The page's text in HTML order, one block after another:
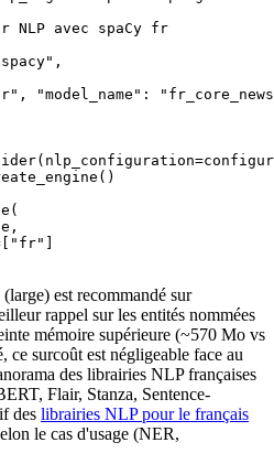
NLP avec spaCy fr
"model_name":
(large) est recommandé sur
rappel sur les entités nommées
mémoire supérieure (~570 Mo vs
surcoût est négligeable face au
des librairies NLP françaises
Flair, Stanza, Sentence-
des librairies NLP pour le français
le cas d'usage (NER,